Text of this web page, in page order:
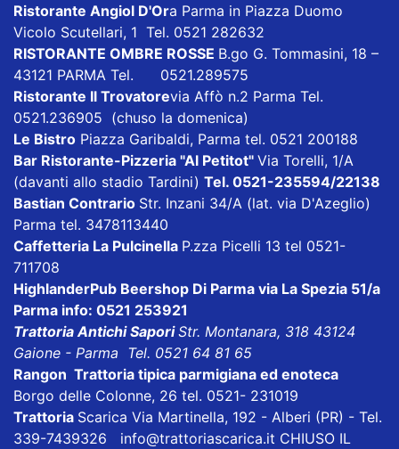
Ristorante Angiol D'Ora Parma in Piazza Duomo
Vicolo Scutellari, 1 Tel. 0521 282632
RISTORANTE OMBRE ROSSE B.go G. Tommasini, 18 –
43121 PARMA Tel. 0521.289575
Ristorante Il Trovatorevia Affò n.2 Parma Tel.
0521.236905 (chuso la domenica)
Le Bistro Piazza Garibaldi, Parma tel. 0521 200188
Bar Ristorante-Pizzeria "Al Petitot" Via Torelli, 1/A
(davanti allo stadio Tardini) Tel. 0521-235594/22138
Bastian Contrario Str. Inzani 34/A (lat. via D'Azeglio)
Parma tel. 3478113440
Caffetteria La Pulcinella P.zza Picelli 13 tel 0521-
711708
HighlanderPub Beershop Di Parma via La Spezia 51/a
Parma info: 0521 253921
Trattoria Antichi SaporiStr. Montanara, 318 43124
Gaione - Parma Tel. 0521 64 81 65
Rangon Trattoria tipica parmigiana ed enoteca
Borgo delle Colonne, 26 tel. 0521- 231019
Trattoria Scarica Via Martinella, 192 - Alberi (PR) - Tel.
339-7439326 info@trattoriascarica.it CHIUSO IL